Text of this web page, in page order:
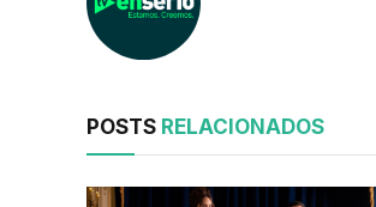
POSTS RELACIONADOS